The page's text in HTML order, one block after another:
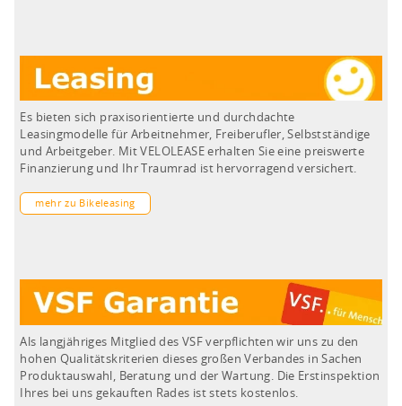
Es bieten sich praxisorientierte und durchdachte
Leasingmodelle für Arbeitnehmer, Freiberufler, Selbstständige
und Arbeitgeber. Mit VELOLEASE erhalten Sie eine preiswerte
Finanzierung und Ihr Traumrad ist hervorragend versichert.
mehr zu Bikeleasing
Als langjähriges Mitglied des VSF verpflichten wir uns zu den
hohen Qualitätskriterien dieses großen Verbandes in Sachen
Produktauswahl, Beratung und der Wartung. Die Erstinspektion
Ihres bei uns gekauften Rades ist stets kostenlos.